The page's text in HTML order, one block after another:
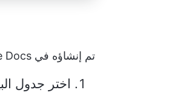
تم إنشاؤه في Google Docs
اختر جدول